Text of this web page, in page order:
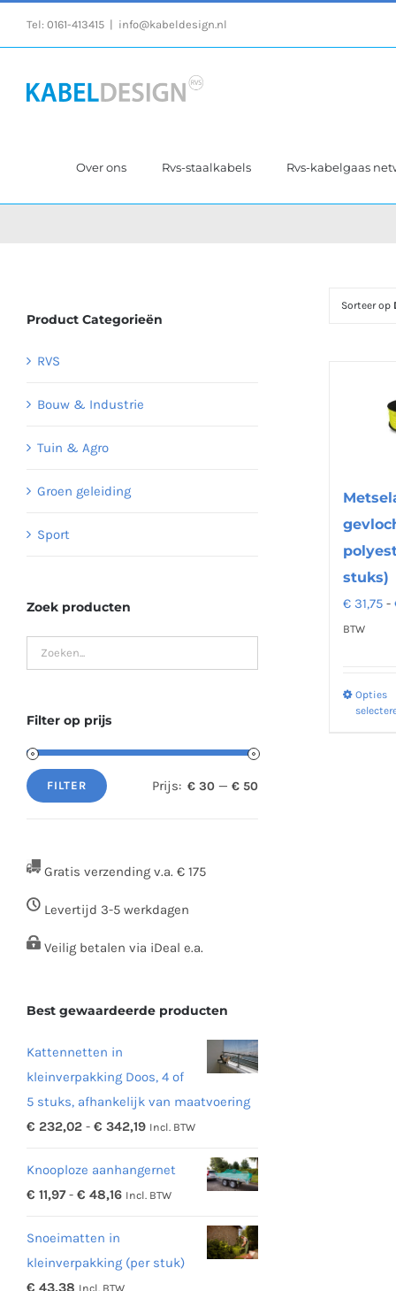
Tel: 0161-413415 info@kabeldesign.nl
Over ons Rvs-staalkabels Rvs-kabelgaas
Sorteer op
stuks)
€ 31,75 -
BTW
Opties
Product Categorieën
RVS
Bouw & Industrie
Tuin & Agro
Groen geleiding
Sport
Zoek producten
Filter op prijs
Min.
Max.
FILTER Prijs: € 30 —€ 50
Gratis verzending v.a. € 175
Levertijd 3-5 werkdagen
Veilig betalen via iDeal e.a.
Best gewaardeerde producten
Kattennetten in
kleinverpakking Doos, 4 of
5 stuks, afhankelijk van maatvoering
€ 232,02 - € 342,19Prijsklasse:
tot
€ 342,19
Incl. BTW
Knooploze aanhangernet
€ 11,97 - € 48,16Prijsklasse:
€ 48,16
Incl. BTW
Snoeimatten in
kleinverpakking (per stuk)
€ 43,38